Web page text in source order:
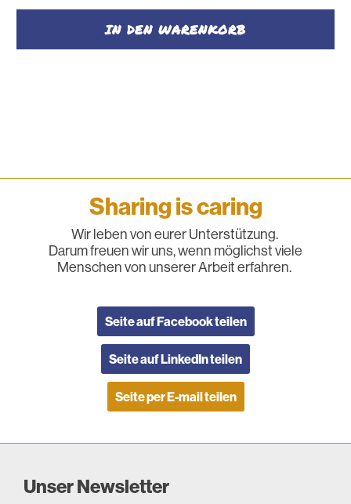
IN DEN WARENKORB
Sharing is caring
Wir leben von eurer Unterstützung.
Darum freuen wir uns, wenn möglichst viele
Menschen von unserer Arbeit erfahren.
Seite auf Facebook teilen
Seite auf LinkedIn teilen
Seite per E-mail teilen
Unser Newsletter